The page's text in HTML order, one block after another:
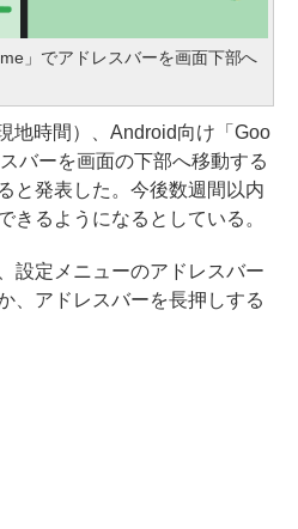
」でアドレスバーを画面下部へ
地時間）、Android向け「Goo
バーを画面の下部へ移動する
と発表した。今後数週間以内
きるようになるとしている。
設定メニューのアドレスバー
、アドレスバーを長押しする